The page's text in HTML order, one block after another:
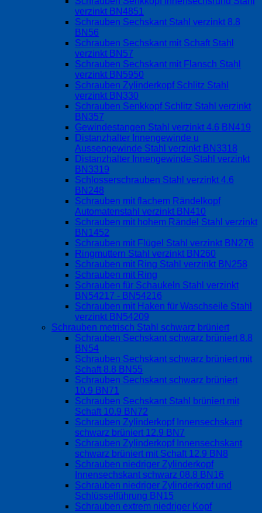
verzinkt BN4851
Schrauben Sechskant Stahl verzinkt 8.8
BN56
Schrauben Sechskant mit Schaft Stahl
verzinkt BN57
Schrauben Sechskant mit Flansch Stahl
verzinkt BN5950
Schrauben Zylinderkopf Schlitz Stahl
verzinkt BN330
Schrauben Senkkopf Schlitz Stahl verzinkt
BN357
Gewindestangen Stahl verzinkt 4.6 BN419
Distanzhalter Innengewinde u
Aussengewinde Stahl verzinkt BN3318
Distanzhalter Innengewinde Stahl verzinkt
BN3319
Schlosserschrauben Stahl verzinkt 4.6
BN248
Schrauben mit flachem Rändelkopf
Automatenstahl verzinkt BN410
Schrauben mit hohem Rändel Stahl verzinkt
BN1452
Schrauben mit Flügel Stahl verzinkt BN276
Ringmuttern Stahl verzinkt BN260
Schrauben mit Ring Stahl verzinkt BN258
Schrauben mit Ring
Schrauben für Schaukeln Stahl verzinkt
BN54217 - BN54216
Schrauben mit Haken für Waschseile Stahl
verzinkt BN54209
Schrauben metrisch Stahl schwarz brüniert
Schrauben Sechskant schwarz brüniert 8.8
BN54
Schrauben Sechskant schwarz brüniert mit
Schaft 8.8 BN55
Schrauben Sechskant schwarz brüniert
10.9 BN71
Schrauben Sechskant Stahl brüniert mit
Schaft 10.9 BN72
Schrauben Zylinderkopf Innensechskant
schwarz brüniert 12.9 BN7
Schrauben Zylinderkopf Innensechskant
schwarz brüniert mit Schaft 12.9 BN8
Schrauben niedriger Zylinderkopf
Innensechskant schwarz 08.8 BN16
Schrauben niedriger Zylinderkopf und
Schlüsselführung BN15
Schrauben extrem niedriger Kopf